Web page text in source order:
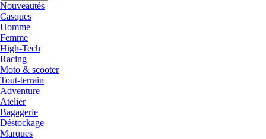
Nouveautés
Casques
Homme
Femme
High-Tech
Racing
Moto & scooter
Tout-terrain
Adventure
Atelier
Bagagerie
Déstockage
Marques